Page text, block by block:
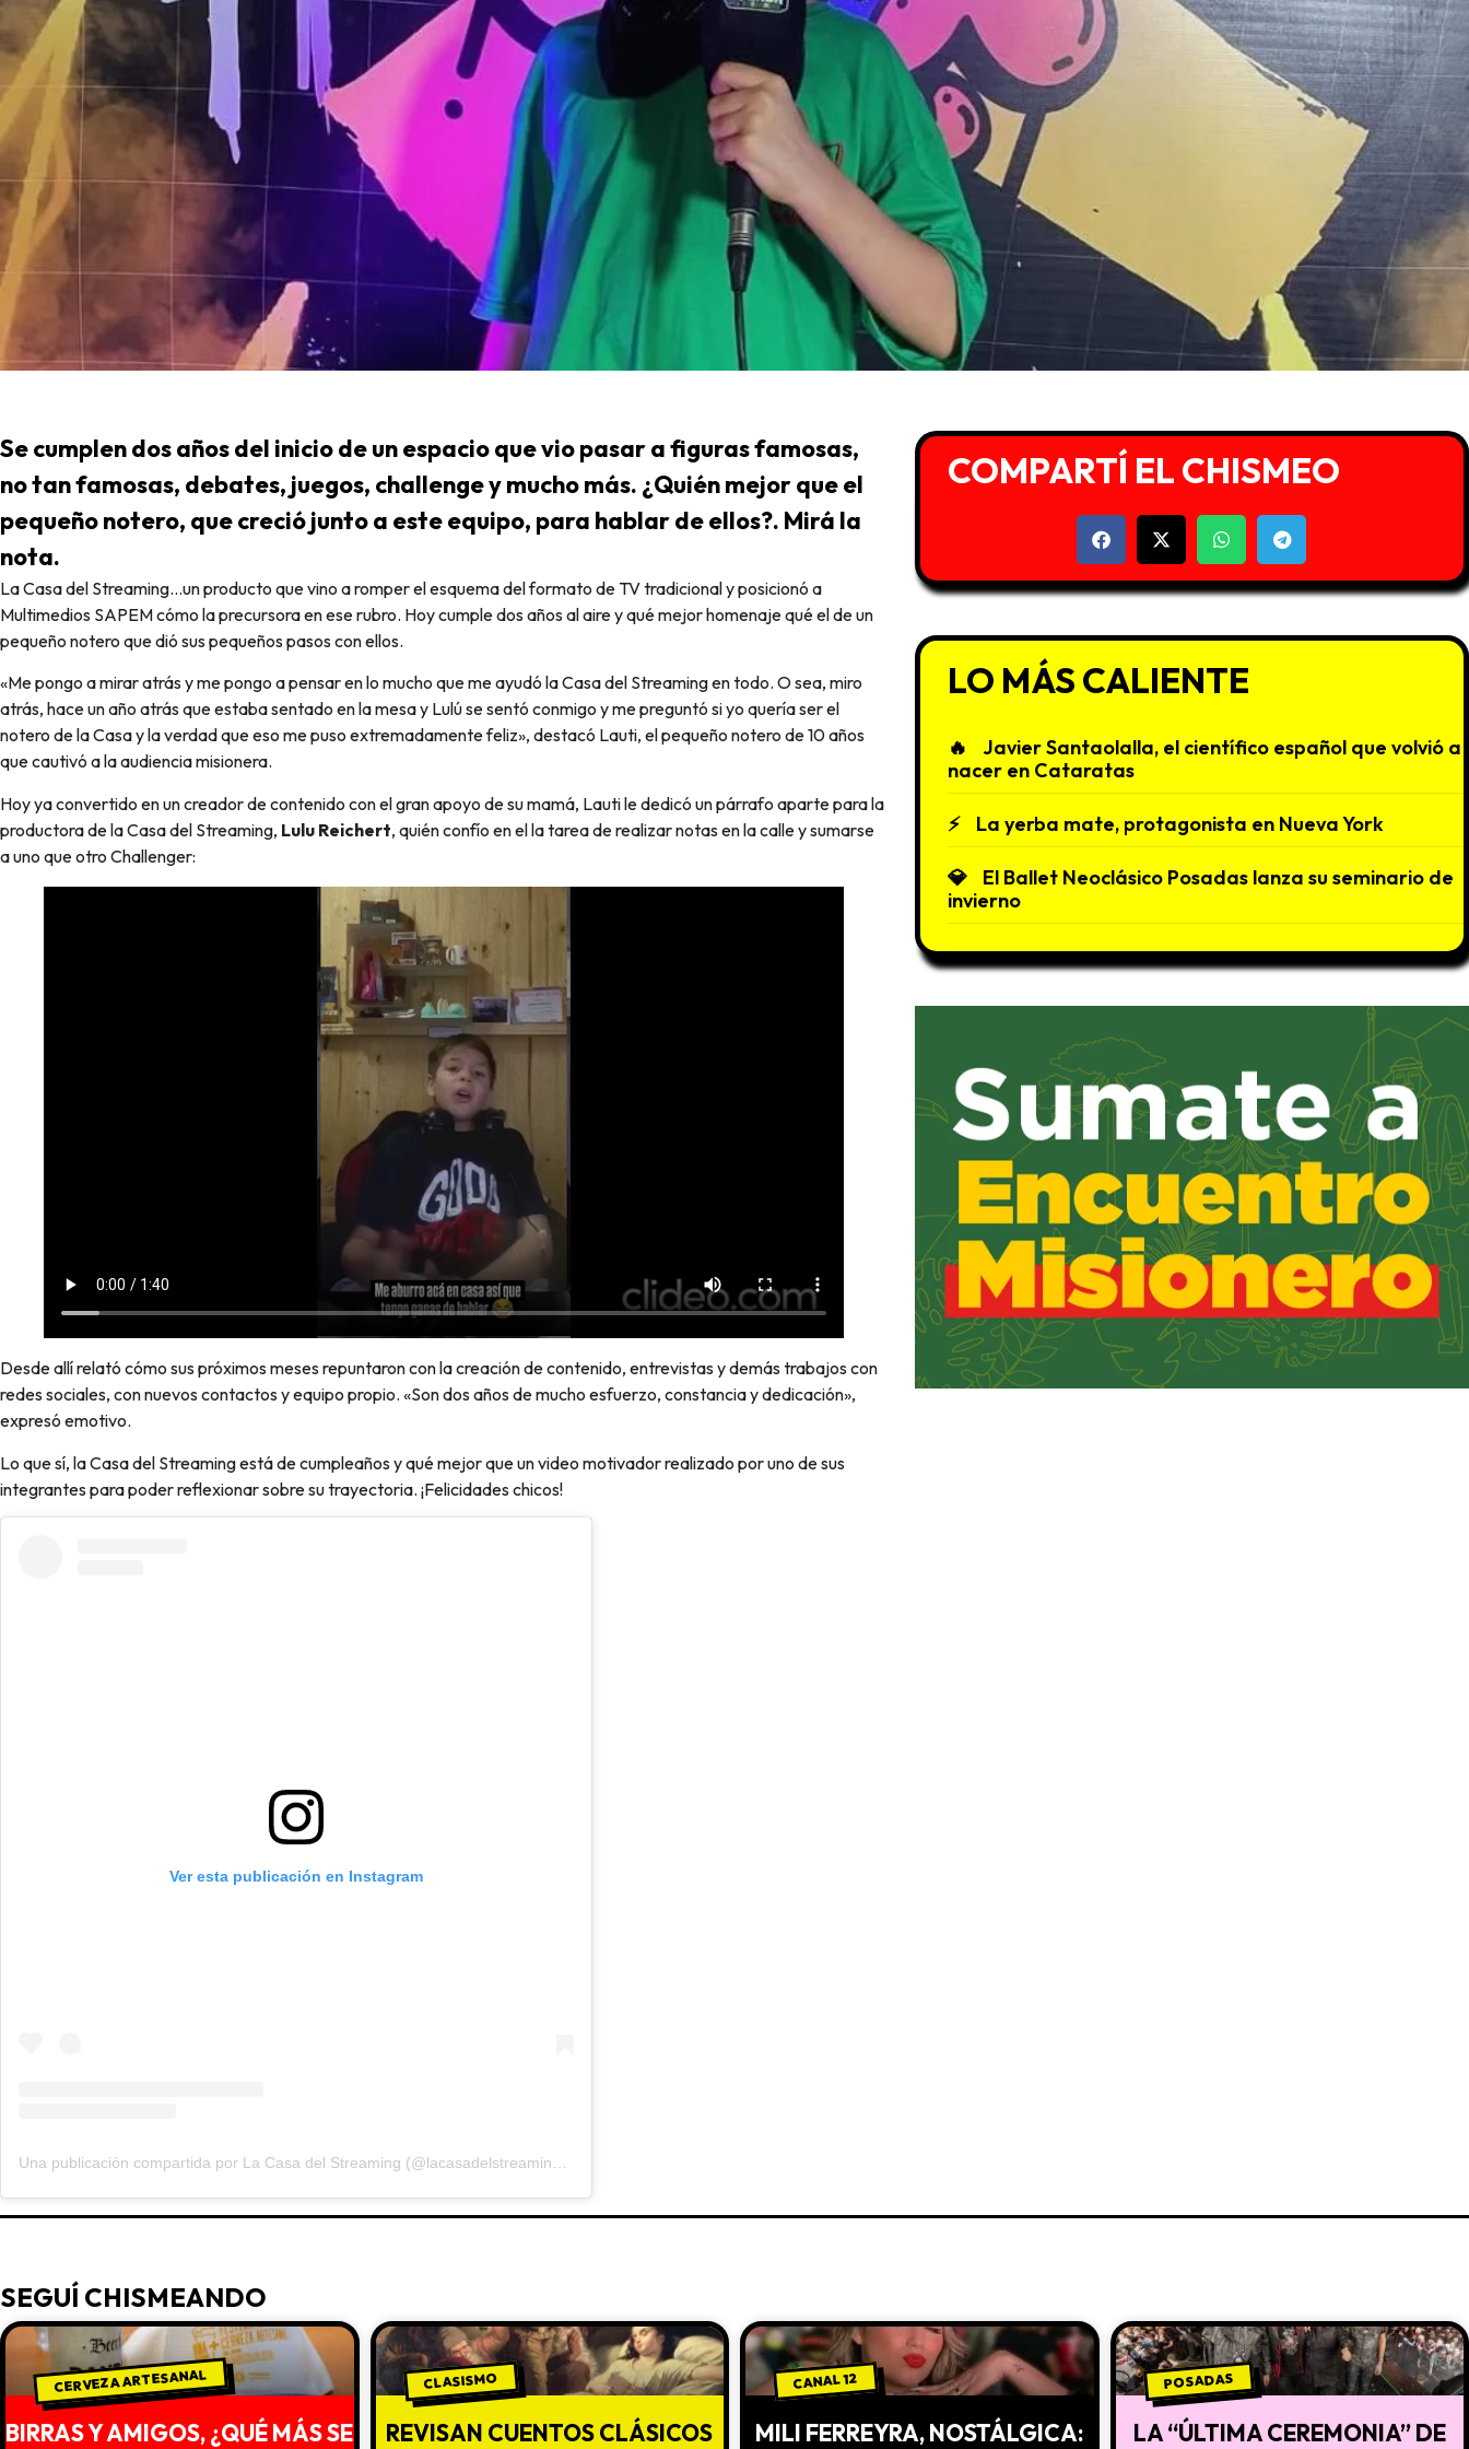
Se cumplen dos años del inicio de un espacio que vio pasar a figuras famosas,
no tan famosas, debates, juegos, challenge y mucho más. ¿Quién mejor que el
pequeño notero, que creció junto a este equipo, para hablar de ellos?. Mirá la
nota.
La Casa del Streaming…un producto que vino a romper el esquema del formato de TV tradicional y posicionó a
Multimedios SAPEM cómo la precursora en ese rubro. Hoy cumple dos años al aire y qué mejor homenaje qué el de un
pequeño notero que dió sus pequeños pasos con ellos.
«Me pongo a mirar atrás y me pongo a pensar en lo mucho que me ayudó la Casa del Streaming en todo. O sea, miro
atrás, hace un año atrás que estaba sentado en la mesa y Lulú se sentó conmigo y me preguntó si yo quería ser el
notero de la Casa y la verdad que eso me puso extremadamente feliz», destacó Lauti, el pequeño notero de 10 años
que cautivó a la audiencia misionera.
Hoy ya convertido en un creador de contenido con el gran apoyo de su mamá, Lauti le dedicó un párrafo aparte para la
productora de la Casa del Streaming, Lulu Reichert, quién confío en el la tarea de realizar notas en la calle y sumarse
a uno que otro Challenger:
Desde allí relató cómo sus próximos meses repuntaron con la creación de contenido, entrevistas y demás trabajos con
redes sociales, con nuevos contactos y equipo propio. «Son dos años de mucho esfuerzo, constancia y dedicación»,
expresó emotivo.
Lo que sí, la Casa del Streaming está de cumpleaños y qué mejor que un video motivador realizado por uno de sus
integrantes para poder reflexionar sobre su trayectoria. ¡Felicidades chicos!
Ver esta publicación en Instagram
COMPARTÍ EL CHISMEO
LO MÁS CALIENTE
Javier Santaolalla, el científico español que volvió a
nacer en Cataratas
La yerba mate, protagonista en Nueva York
El Ballet Neoclásico Posadas lanza su seminario de
invierno
SEGUÍ CHISMEANDO
CERVEZA ARTESANAL
BIRRAS Y AMIGOS, ¿QUÉ MÁS SE
CLASISMO
REVISAN CUENTOS CLÁSICOS
CANAL 12
MILI FERREYRA, NOSTÁLGICA:
POSADAS
LA “ÚLTIMA CEREMONIA” DE